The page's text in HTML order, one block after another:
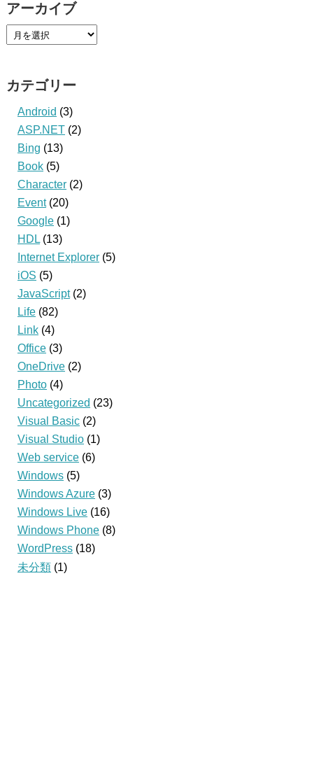
アーカイブ
カテゴリー
Android (3)
ASP.NET (2)
Bing (13)
Book (5)
Character (2)
Event(20)
Google (1)
HDL (13)
Internet Explorer (5)
iOS (5)
JavaScript(2)
Life (82)
Link (4)
Office (3)
OneDrive (2)
Photo (4)
Uncategorized (23)
Visual Basic (2)
Visual Studio (1)
Web service (6)
Windows (5)
Windows Azure (3)
Windows Live (16)
Windows Phone (8)
WordPress (18)
未分類 (1)